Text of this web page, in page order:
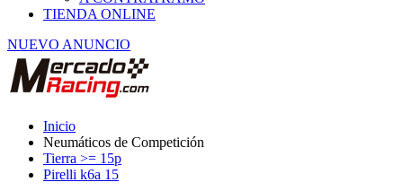
NUEVO ANUNCIO
Neumáticos de Competición
Tierra >= 15p
Pirelli k6a 15